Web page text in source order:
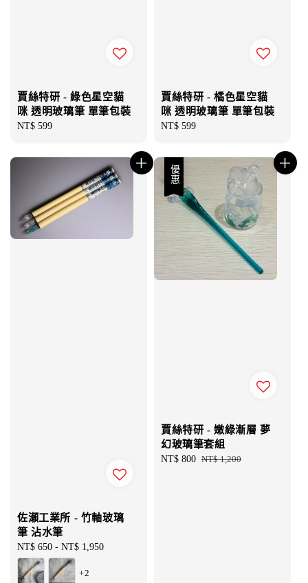
賈絲特研 - 綠色星空貓
咪 透明玻璃筆 單筆包裝
Regular
NT$ 599
賈絲特研 - 橘色星空貓
咪 透明玻璃筆 單筆包裝
Regular
NT$ 599
佐瀬工業所 - 竹軸玻璃
筆 沾水筆
Regular
price
NT$ 650 - NT$ 1,950
+2
優惠
賈絲特研 - 嫩綠漸層 夢
幻玻璃筆套組
Sale
NT$ 800 Regular
NT$ 1,200